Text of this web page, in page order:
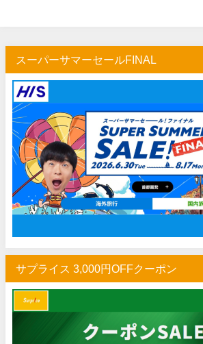
07/17 HIS) 海外旅行タイムセール(関西発)
07/16 Trip.com) ホテル 1,500円OFFクー
07/16
07/15 楽天トラベル) 海外ツアー 最大
07/14 HIS) 海外航空券 2,000円OFFクーポ
07/13 Trip.com) アメリカ西海岸 最大
07/10 JTB) 夏旅タイムセール
楽天トラベル) 海外ツアー 最大
07/07 HIS) 海外航空券 最大20,000円OFF
07/07 Trip.com) 航空券+ホテル 最大5,000
Trip.com) 海外航空券 最大3,000円
スーパーサマーセールFINAL
サプライス 3,000円OFFクーポン